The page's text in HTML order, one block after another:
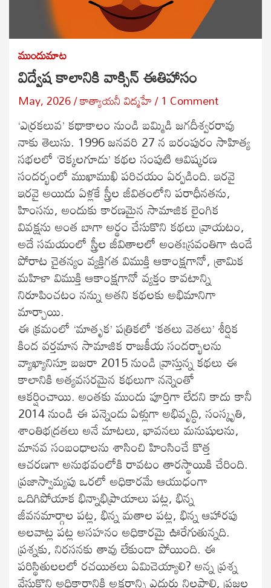
ముందుమాట
విద్వేష కాలానికి వాక్సిన్ ఈతిహాసం
May, 2026 కాత్యాయనీ విద్మహే 1 Comment
‘ఎర్రకలువ’ కథాకాలం నుండి బమ్మిడి జగదీశ్వరరావు
నాకు తెలుసు. 1996 జనవరి 27 న బరంపురం సాహిత్య
సభలలో ‘రెక్కలగూడు’ కథల సంపుటి ఆవిష్కరణ
సందర్భంలో ముఖాముఖి పరిచయం ఏర్పడింది. ఇరవై
ఇరవై అయిదు ఏళ్లకే స్త్రీల జీవితంలోని పరాధీనతను,
హింసను, అందుకు కారణమైన సామాజిక లైంగిక
వివక్షను అంత బాగా అర్థం చేసుకొని కథలు వ్రాయటం,
అదే సమయంలో స్త్రీల జీవితాలలో అంతఃస్రవంతిగా ఉండే
పోరాట చైతన్యం వ్యక్తిగత విముక్తి ఆకాంక్షగానో, శ్రామిక
మహిళా విముక్తి ఆకాంక్షగానో వ్యక్తం కావటాన్ని
నిరూపించటం నన్ను అతని కథలకు అభిమానిగా
మార్చాయి.
ఈ క్రమంలో ‘మాతృక’ పత్రికలో ‘కతలు వెతలు’ శీర్షిక
కింద వర్తమాన సామాజిక రాజకీయ సందర్భాలను
వ్యాఖ్యానిస్తూ బజరా 2015 నుండి వ్రాస్తున్న కథలు ఈ
కాలానికి అత్యవసరమైన కథలుగా నన్నెంతో
ఆకర్షించాయి. అంతకు ముందు పూర్తిగా లేదని కాదు కానీ
2014 నుండి ఈ పన్నెండు ఏళ్లుగా అభివృద్ధి, సంస్కృతి,
శాంతిభద్రతలు అనే మాటలు, భావనలు మనుషులను,
మానవ సంబంధాలను శాసించి హింసించే కొత్త
ఆచరణగా అనుభవంలోకి రావటం తారస్థాయికి చేరింది.
ప్రజాస్వామ్యపు ఒరలో అధికారమే ఆయుధంగా
ఒదిగిపోయాక భిన్నాభిప్రాయాలు పట్ల, భిన్న
జీవనమార్గాల పట్ల, భిన్న మతాల పట్ల, భిన్న ఆహారపు
అలవాట్ల పట్ల అసహనం అధికారమై ఊరేగుతున్నది.
ప్రశ్నకు, నిరసనకు తావు లేకుండా పోయింది. ఈ
పరిస్థితులలలో రచయితలు ఏమిచెయ్యాలి? అన్న ప్రశ్న
వేసుకొని అధికారానికి అక్షరాన్ని ఎదురు నిలపాలి, ప్రజల